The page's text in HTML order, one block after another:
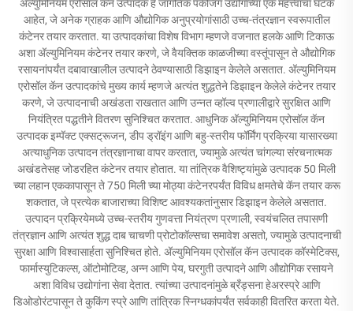
अ‍ॅल्युमिनियम एरोसॉल कॅन उत्पादक हे जागतिक पॅकेजिंग उद्योगाच्या एक महत्त्वाचा घटक
आहेत, जे अनेक ग्राहक आणि औद्योगिक अनुप्रयोगांसाठी उच्च-तंत्रज्ञान स्वरूपातील
कंटेनर तयार करतात. या उत्पादकांचा विशेष विभाग म्हणजे वजनात हलके आणि टिकाऊ
अशा अ‍ॅल्युमिनियम कंटेनर तयार करणे, जे वैयक्तिक काळजीच्या वस्तूंपासून ते औद्योगिक
रसायनांपर्यंत दबावाखालील उत्पादने ठेवण्यासाठी डिझाइन केलेले असतात. अ‍ॅल्युमिनियम
एरोसॉल कॅन उत्पादकांचे मुख्य कार्य म्हणजे अत्यंत शुद्धतेने डिझाइन केलेले कंटेनर तयार
करणे, जे उत्पादनाची अखंडता राखतात आणि उन्नत व्हॉल्व प्रणालीद्वारे सुरक्षित आणि
नियंत्रित पद्धतीने वितरण सुनिश्चित करतात. आधुनिक अ‍ॅल्युमिनियम एरोसॉल कॅन
उत्पादक इम्पॅक्ट एक्सट्रूजन, डीप ड्रॉइंग आणि बहु-स्तरीय फॉर्मिंग प्रक्रिया यासारख्या
अत्याधुनिक उत्पादन तंत्रज्ञानाचा वापर करतात, ज्यामुळे अत्यंत चांगल्या संरचनात्मक
अखंडतेसह जोडरहित कंटेनर तयार होतात. या तांत्रिक वैशिष्ट्यांमुळे उत्पादक 50 मिली
च्या लहान एककापासून ते 750 मिली च्या मोठ्या कंटेनरपर्यंत विविध क्षमतेचे कॅन तयार करू
शकतात, जे प्रत्येक बाजाराच्या विशिष्ट आवश्यकतांनुसार डिझाइन केलेले असतात.
उत्पादन प्रक्रियेमध्ये उच्च-स्तरीय गुणवत्ता नियंत्रण प्रणाली, स्वयंचलित तपासणी
तंत्रज्ञान आणि अत्यंत शुद्ध दाब चाचणी प्रोटोकॉल्सचा समावेश असतो, ज्यामुळे उत्पादनाची
सुरक्षा आणि विश्वासार्हता सुनिश्चित होते. अ‍ॅल्युमिनियम एरोसॉल कॅन उत्पादक कॉस्मेटिक्स,
फार्मास्युटिकल्स, ऑटोमोटिव्ह, अन्न आणि पेय, घरगुती उत्पादने आणि औद्योगिक रसायने
अशा विविध उद्योगांना सेवा देतात. त्यांच्या उत्पादनांमुळे ब्रँड्सना हेअरस्प्रे आणि
डिओडोरंटपासून ते कुकिंग स्प्रे आणि तांत्रिक स्निग्धकांपर्यंत सर्वकाही वितरित करता येते.